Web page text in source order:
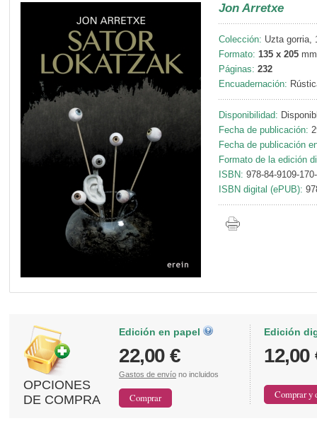
Jon Arretxe
Colección: Uzta gorria,
Formato: 135 x 205 mm
Páginas: 232
Encuadernación:
Disponibilidad:
Fecha de publicación:
Fecha de publicación
Formato de la edición
ISBN: 978-84-9109-
ISBN digital (ePUB):
OPCIONES
DE COMPRA
Edición en papel
22,00 €
Gastos de envío no incluidos
Edición
12,00